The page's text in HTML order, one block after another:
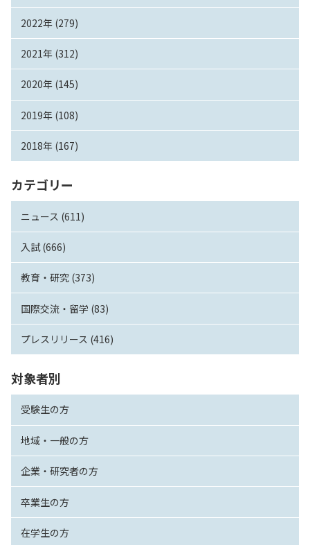
2022年 (279)
2021年 (312)
2020年 (145)
2019年 (108)
2018年 (167)
カテゴリー
ニュース (611)
入試 (666)
教育・研究 (373)
国際交流・留学 (83)
プレスリリース (416)
対象者別
受験生の方
地域・一般の方
企業・研究者の方
卒業生の方
在学生の方